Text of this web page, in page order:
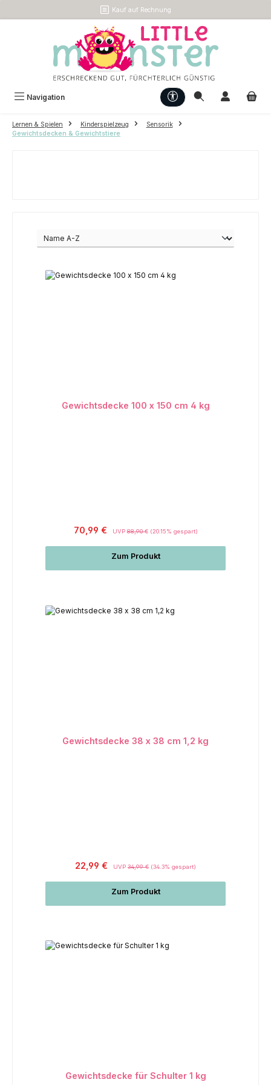
Kauf auf Rechnung
Navigation Werkzeugleiste anzeigen
Lernen & Spielen Kinderspielzeug
Sensorik
Gewichtsdecken & Gewichtstiere
Gewichtsdecke 100 x 150 cm 4 kg
70,99 € UVP88,90 € (20.15% gespart)
Zum Produkt
Gewichtsdecke 38 x 38 cm 1,2 kg
22,99 € UVP 34,99 € (34.3% gespart)
Zum Produkt
Gewichtsdecke für Schulter 1 kg